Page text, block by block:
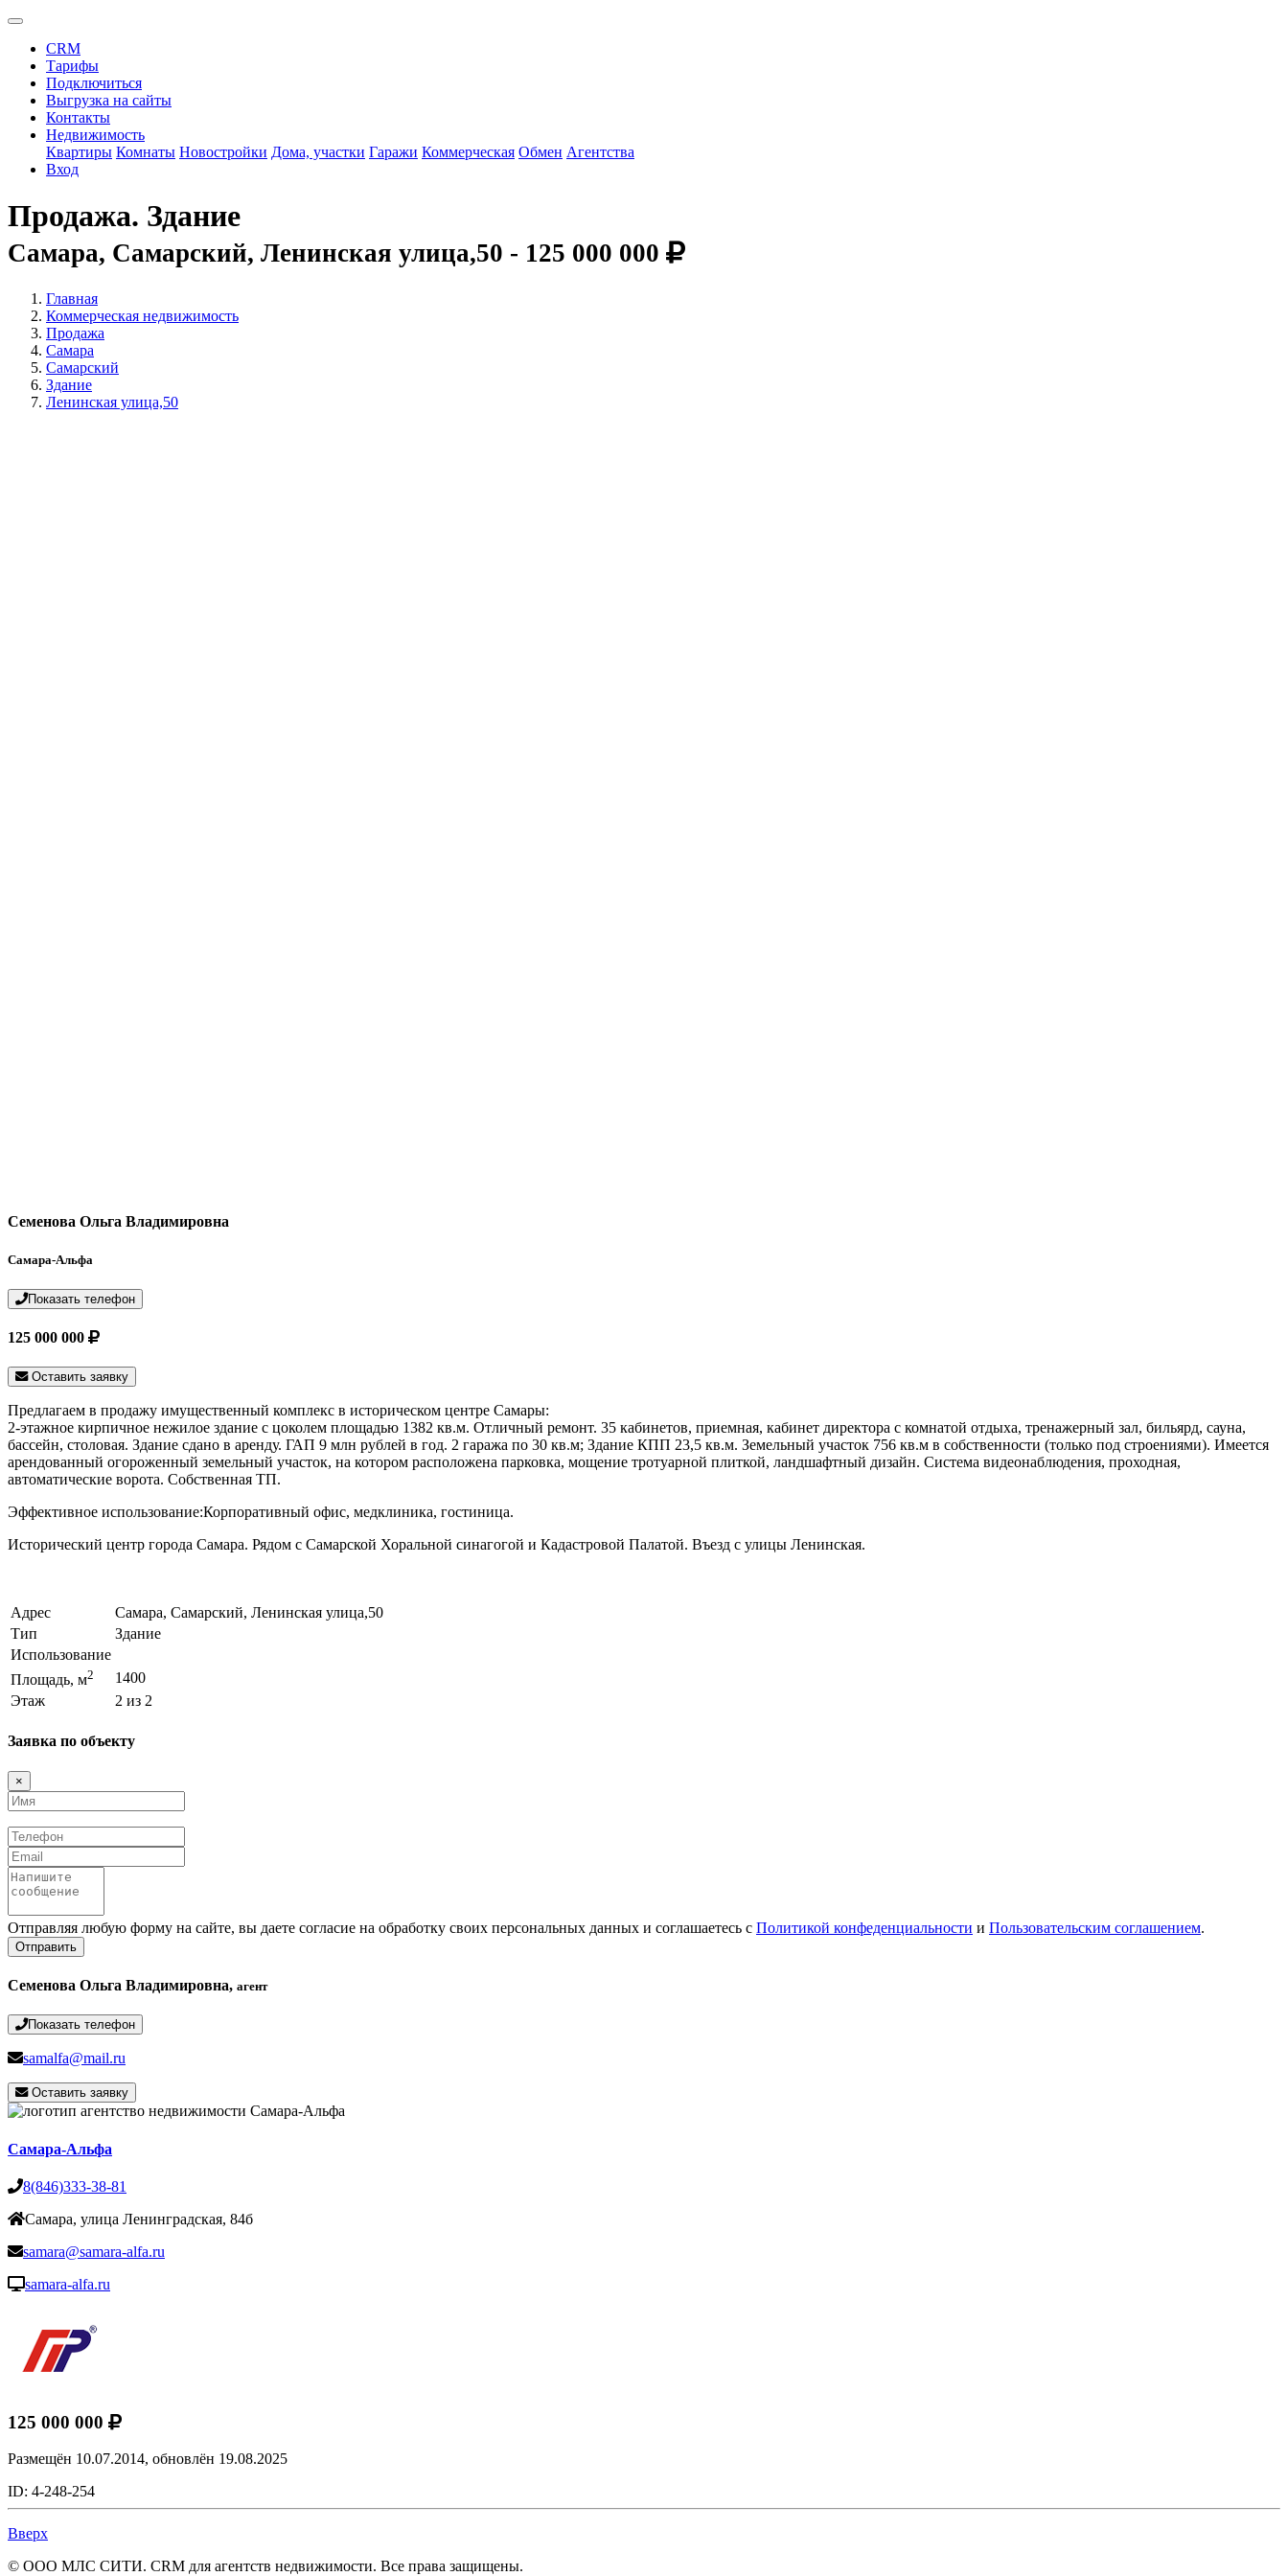
CRM
Тарифы
Подключиться
Выгрузка на сайты
Контакты
Недвижимость
Квартиры Комнаты Новостройки Дома, участки Гаражи Коммерческая Обмен Агентства
Вход
Продажа. Здание
Самара, Самарский, Ленинская улица,50 - 125 000 000
Главная
Коммерческая недвижимость
Продажа
Самара
Самарский
Здание
Ленинская улица,50
Семенова Ольга Владимировна
Самара-Альфа
Показать телефон
125 000 000
Оставить заявку
Предлагаем в продажу имущественный комплекс в историческом центре Самары:
2-этажное кирпичное нежилое здание с цоколем площадью 1382 кв.м. Отличный ремонт. 35 кабинетов, приемная, кабинет директора с комнатой отдыха, тренажерный зал, бильярд, сауна,
бассейн, столовая. Здание сдано в аренду. ГАП 9 млн рублей в год. 2 гаража по 30 кв.м; Здание КПП 23,5 кв.м. Земельный участок 756 кв.м в собственности (только под строениями). Имеется
арендованный огороженный земельный участок, на котором расположена парковка, мощение тротуарной плиткой, ландшафтный дизайн. Система видеонаблюдения, проходная,
автоматические ворота. Собственная ТП.
Эффективное использование:Корпоративный офис, медклиника, гостиница.
Исторический центр города Самара. Рядом с Самарской Хоральной синагогой и Кадастровой Палатой. Въезд с улицы Ленинская.
Адрес
Самара, Самарский, Ленинская улица,50
Тип
Здание
Использование
Площадь, м2
1400
Этаж
2 из 2
Заявка по объекту
×
Имя
Телефон
Email
Сообщение
Отправляя любую форму на сайте, вы даете согласие на обработку своих персональных данных и соглашаетесь с Политикой конфеденциальности и Пользовательским соглашением.
Отправить
Семенова Ольга Владимировна, агент
Показать телефон
samalfa@mail.ru
Оставить заявку
Самара-Альфа
8(846)333-38-81
Самара, улица Ленинградская, 84б
samara@samara-alfa.ru
samara-alfa.ru
125 000 000
Размещён 10.07.2014, обновлён 19.08.2025
ID: 4-248-254
Вверх
© ООО МЛС СИТИ. CRM для агентств недвижимости. Все права защищены.